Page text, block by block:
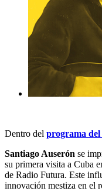
Dentro del programa del
Santiago Auserón se
su primera visita a Cuba
de Radio Futura. Este
innovación mestiza en el